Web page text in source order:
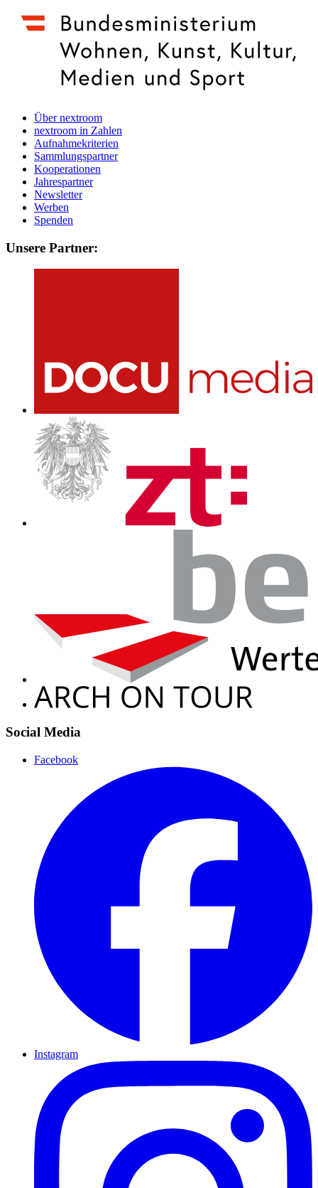
Über nextroom
nextroom in Zahlen
Aufnahmekriterien
Sammlungspartner
Kooperationen
Jahrespartner
Newsletter
Werben
Spenden
Unsere Partner:
Social Media
Facebook
Instagram